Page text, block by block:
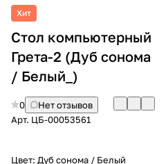
Хит
Стол компьютерный
Грета-2 (Дуб сонома
/ Белый_)
0
Нет отзывов
Арт. ЦБ-00053561
Цвет: Дуб сонома / Белый